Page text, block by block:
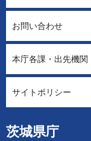
茨城県庁
お問い合わせ
本庁各課・出先機関
サイトポリシー